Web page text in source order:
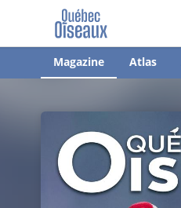
Magazine Atlas